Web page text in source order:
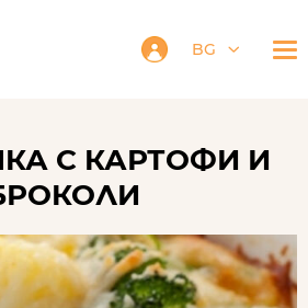
BG
С КАРТОФИ И